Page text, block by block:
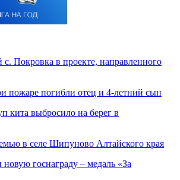
Покровка в проекте, направленного
пожаре погибли отец и 4-летний сын
кита выбросило на берег в
в селе Шипуново Алтайского края
госнаграду – медаль «За